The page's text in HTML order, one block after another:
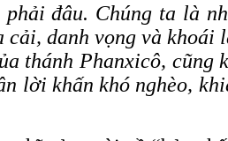
đâu. Chúng ta là
danh vọng và
thánh Phanxicô,
lời khấn khó nghèo,